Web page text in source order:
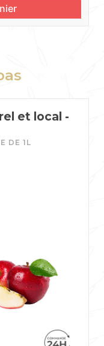
et local -
DE 1L